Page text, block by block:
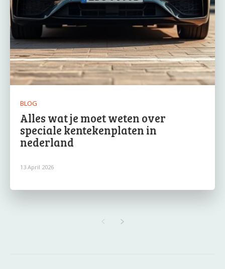
BLOG
Alles wat je moet weten over
speciale kentekenplaten in
nederland
13 April 2026